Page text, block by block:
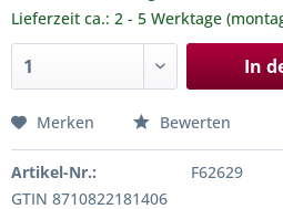
Lieferzeit ca.: 2 - 5 Werktage
In
Merken Bewerten
Artikel-Nr.:
F62629
GTIN 8710822181406